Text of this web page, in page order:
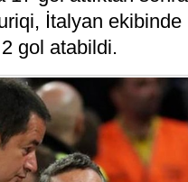
İtalyan ekibinde
2 gol atabildi.